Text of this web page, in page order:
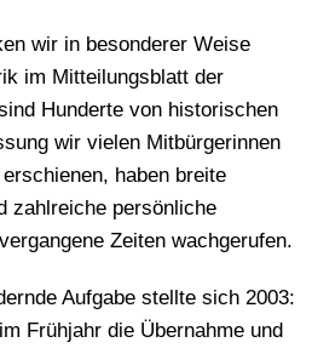
wir in besonderer Weise
im Mitteilungsblatt der
Hunderte von historischen
wir vielen Mitbürgerinnen
haben breite
zahlreiche persönliche
Zeiten wachgerufen.
Aufgabe stellte sich 2003:
Frühjahr die Übernahme und